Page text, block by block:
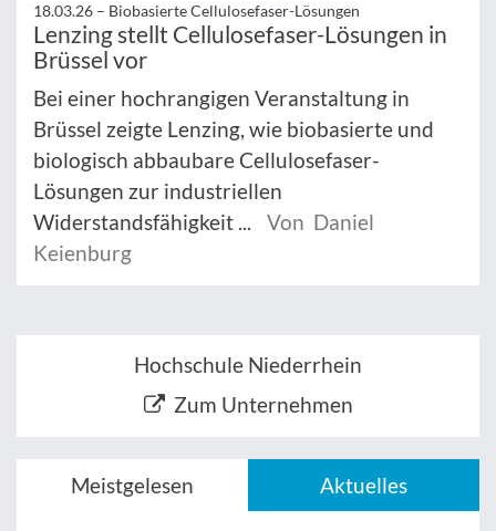
18.03.26 – Biobasierte Cellulosefaser-Lösungen
Lenzing stellt Cellulosefaser-Lösungen in
Brüssel vor
Bei einer hochrangigen Veranstaltung in
Brüssel zeigte Lenzing, wie biobasierte und
biologisch abbaubare Cellulosefaser-
Lösungen zur industriellen
Widerstandsfähigkeit ...
Von Daniel
Keienburg
Hochschule Niederrhein
Zum Unternehmen
Meistgelesen Aktuelles